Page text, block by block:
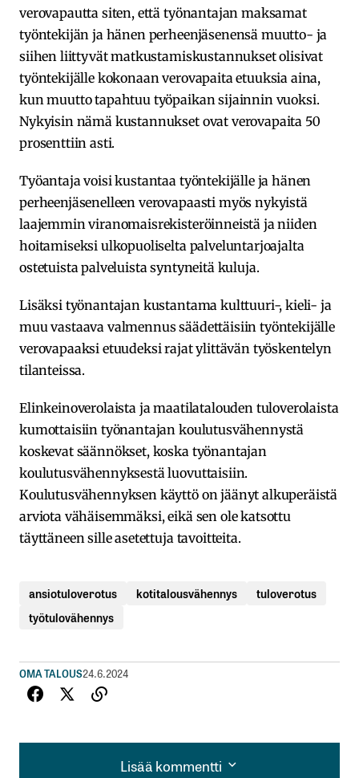
verovapautta siten, että työnantajan maksamat
työntekijän ja hänen perheenjäsenensä muutto- ja
siihen liittyvät matkustamiskustannukset olisivat
työntekijälle kokonaan verovapaita etuuksia aina,
kun muutto tapahtuu työpaikan sijainnin vuoksi.
Nykyisin nämä kustannukset ovat verovapaita 50
prosenttiin asti.
Työantaja voisi kustantaa työntekijälle ja hänen
perheenjäsenelleen verovapaasti myös nykyistä
laajemmin viranomaisrekisteröinneistä ja niiden
hoitamiseksi ulkopuoliselta palveluntarjoajalta
ostetuista palveluista syntyneitä kuluja.
Lisäksi työnantajan kustantama kulttuuri-, kieli- ja
muu vastaava valmennus säädettäisiin työntekijälle
verovapaaksi etuudeksi rajat ylittävän työskentelyn
tilanteissa.
Elinkeinoverolaista ja maatilatalouden tuloverolaista
kumottaisiin työnantajan koulutusvähennystä
koskevat säännökset, koska työnantajan
koulutusvähennyksestä luovuttaisiin.
Koulutusvähennyksen käyttö on jäänyt alkuperäistä
arviota vähäisemmäksi, eikä sen ole katsottu
täyttäneen sille asetettuja tavoitteita.
ansiotuloverotus kotitalousvähennys
tuloverotus
työtulovähennys
OMA TALOUS24.6.2024
Lisää kommentti